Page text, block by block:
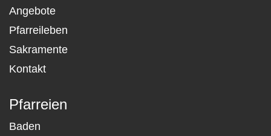
Angebote
Pfarreileben
Sakramente
Kontakt
Pfarreien
Baden